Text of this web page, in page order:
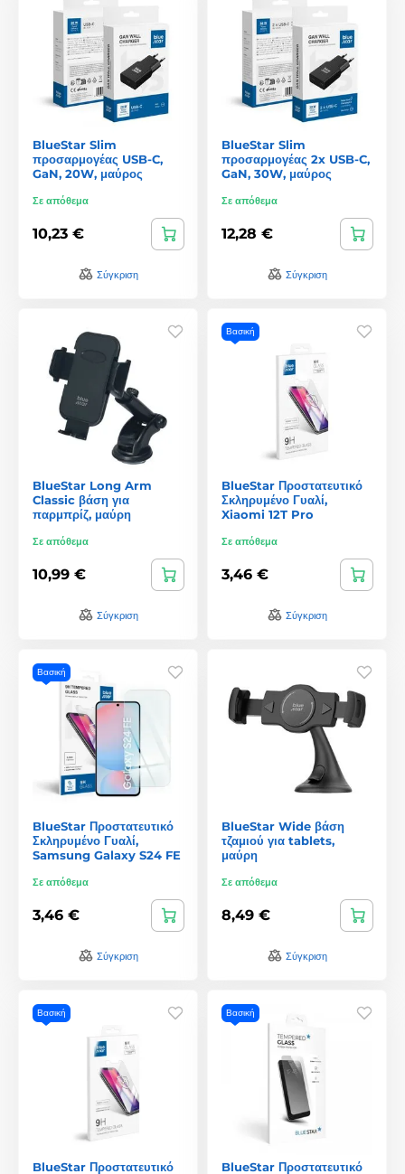
BlueStar Slim
προσαρμογέας USB-C,
GaN, 20W, μαύρος
Σε απόθεμα
10,23 €
Σύγκριση
BlueStar Slim
προσαρμογέας 2x USB-C,
GaN, 30W, μαύρος
Σε απόθεμα
12,28 €
Σύγκριση
BlueStar Long Arm
Classic βάση για
παρμπρίζ, μαύρη
Σε απόθεμα
10,99 €
Σύγκριση
Βασική
BlueStar Προστατευτικό
Σκληρυμένο Γυαλί,
Xiaomi 12T Pro
Σε απόθεμα
3,46 €
Σύγκριση
Βασική
BlueStar Προστατευτικό
Σκληρυμένο Γυαλί,
Samsung Galaxy S24 FE
Σε απόθεμα
3,46 €
Σύγκριση
BlueStar Wide βάση
τζαμιού για tablets,
μαύρη
Σε απόθεμα
8,49 €
Σύγκριση
Βασική
BlueStar Προστατευτικό
Βασική
BlueStar Προστατευτικό